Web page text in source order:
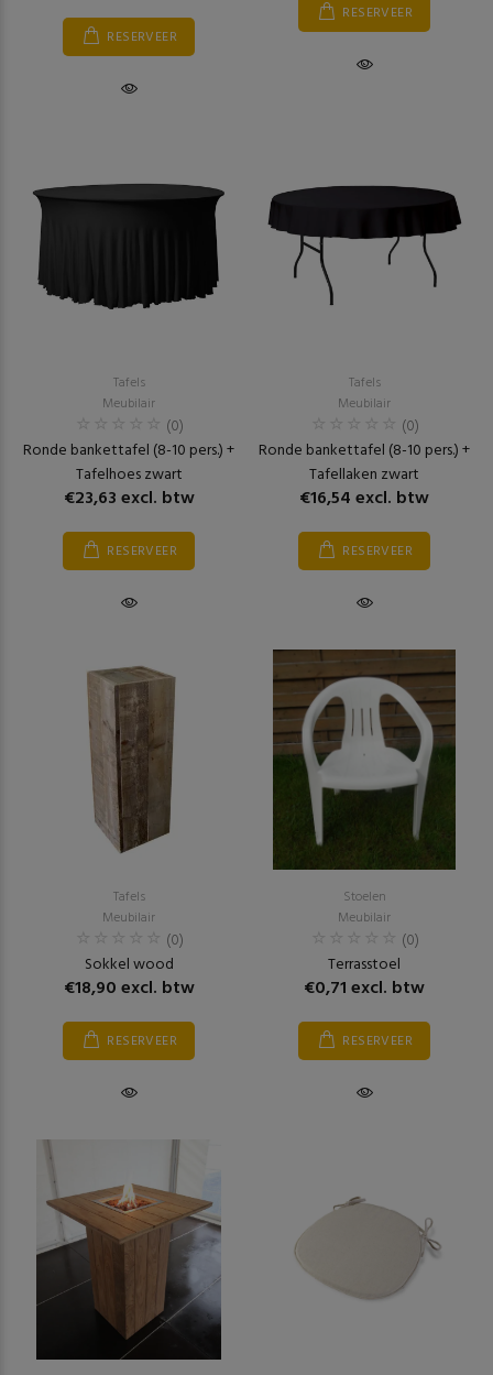
RESERVEER
RESERVEER
Tafels
Meubilair
(0)
Ronde bankettafel (8-10 pers.) +
Tafelhoes zwart
€23,63 excl. btw
RESERVEER
Tafels
Meubilair
(0)
Ronde bankettafel (8-10 pers.) +
Tafellaken zwart
€16,54 excl. btw
RESERVEER
Tafels
Meubilair
(0)
Sokkel wood
€18,90 excl. btw
RESERVEER
Stoelen
Meubilair
(0)
Terrasstoel
€0,71 excl. btw
RESERVEER